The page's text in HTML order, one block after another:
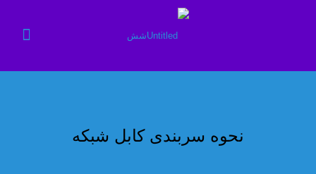
نحوه سربندی کابل‌ شبکه